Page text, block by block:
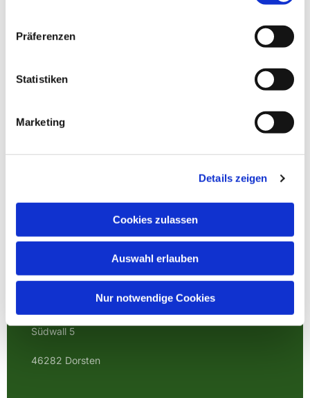
Präferenzen
Statistiken
Marketing
Details zeigen
Cookies zulassen
Auswahl erlauben
Nur notwendige Cookies
EVANGELISCHE
KIRCHENGEMEINDE
DORSTEN
Südwall 5
46282 Dorsten